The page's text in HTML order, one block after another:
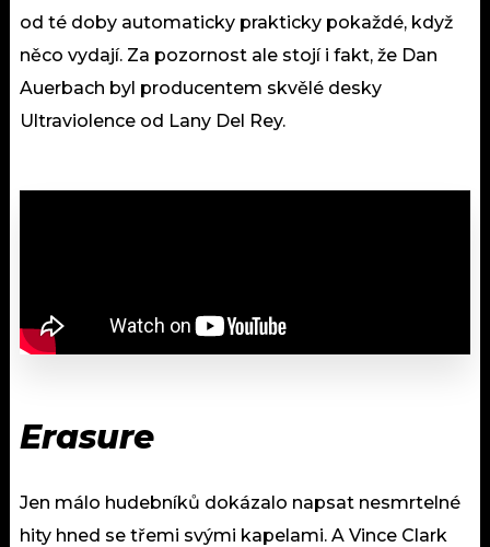
od té doby automaticky prakticky pokaždé, když
něco vydají. Za pozornost ale stojí i fakt, že Dan
Auerbach byl producentem skvělé desky
Ultraviolence od Lany Del Rey.
Erasure
Jen málo hudebníků dokázalo napsat nesmrtelné
hity hned se třemi svými kapelami. A Vince Clark